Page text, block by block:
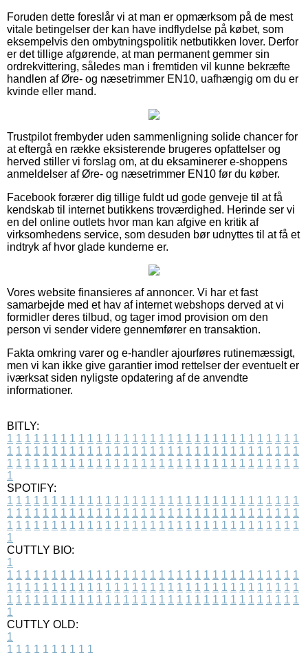
Foruden dette foreslår vi at man er opmærksom på de mest
vitale betingelser der kan have indflydelse på købet, som
eksempelvis den ombytningspolitik netbutikken lover. Derfor
er det tillige afgørende, at man permanent gemmer sin
ordrekvittering, således man i fremtiden vil kunne bekræfte
handlen af Øre- og næsetrimmer EN10, uafhængig om du er
kvinde eller mand.
Trustpilot frembyder uden sammenligning solide chancer for
at eftergå en række eksisterende brugeres opfattelser og
herved stiller vi forslag om, at du eksaminerer e-shoppens
anmeldelser af Øre- og næsetrimmer EN10 før du køber.
Facebook forærer dig tillige fuldt ud gode genveje til at få
kendskab til internet butikkens troværdighed. Herinde ser vi
en del online outlets hvor man kan afgive en kritik af
virksomhedens service, som desuden bør udnyttes til at få et
indtryk af hvor glade kunderne er.
Vores website finansieres af annoncer. Vi har et fast
samarbejde med et hav af internet webshops derved at vi
formidler deres tilbud, og tager imod provision om den
person vi sender videre gennemfører en transaktion.
Fakta omkring varer og e-handler ajourføres rutinemæssigt,
men vi kan ikke give garantier imod rettelser der eventuelt er
iværksat siden nyligste opdatering af de anvendte
informationer.
BITLY:
1 1 1 1 1 1 1 1 1 1 1 1 1 1 1 1 1 1 1 1 1 1 1 1 1 1 1 1 1 1 1 1 1
1 1 1 1 1 1 1 1 1 1 1 1 1 1 1 1 1 1 1 1 1 1 1 1 1 1 1 1 1 1 1 1 1
1 1 1 1 1 1 1 1 1 1 1 1 1 1 1 1 1 1 1 1 1 1 1 1 1 1 1 1 1 1 1 1 1
1
SPOTIFY:
1 1 1 1 1 1 1 1 1 1 1 1 1 1 1 1 1 1 1 1 1 1 1 1 1 1 1 1 1 1 1 1 1
1 1 1 1 1 1 1 1 1 1 1 1 1 1 1 1 1 1 1 1 1 1 1 1 1 1 1 1 1 1 1 1 1
1 1 1 1 1 1 1 1 1 1 1 1 1 1 1 1 1 1 1 1 1 1 1 1 1 1 1 1 1 1 1 1 1
1
CUTTLY BIO:
1
1 1 1 1 1 1 1 1 1 1 1 1 1 1 1 1 1 1 1 1 1 1 1 1 1 1 1 1 1 1 1 1 1
1 1 1 1 1 1 1 1 1 1 1 1 1 1 1 1 1 1 1 1 1 1 1 1 1 1 1 1 1 1 1 1 1
1 1 1 1 1 1 1 1 1 1 1 1 1 1 1 1 1 1 1 1 1 1 1 1 1 1 1 1 1 1 1 1 1
1
CUTTLY OLD:
1
1 1 1 1 1 1 1 1 1 1